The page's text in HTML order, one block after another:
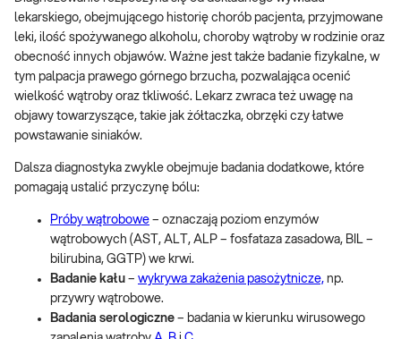
lekarskiego, obejmującego historię chorób pacjenta, przyjmowane
leki, ilość spożywanego alkoholu, choroby wątroby w rodzinie oraz
obecność innych objawów. Ważne jest także badanie fizykalne, w
tym palpacja prawego górnego brzucha, pozwalająca ocenić
wielkość wątroby oraz tkliwość. Lekarz zwraca też uwagę na
objawy towarzyszące, takie jak żółtaczka, obrzęki czy łatwe
powstawanie siniaków.
Dalsza diagnostyka zwykle obejmuje badania dodatkowe, które
pomagają ustalić przyczynę bólu:
Próby wątrobowe – oznaczają poziom enzymów
wątrobowych (AST, ALT, ALP – fosfataza zasadowa, BIL –
bilirubina, GGTP) we krwi.
Badanie kału – wykrywa zakażenia pasożytnicze, np.
przywry wątrobowe.
Badania serologiczne – badania w kierunku wirusowego